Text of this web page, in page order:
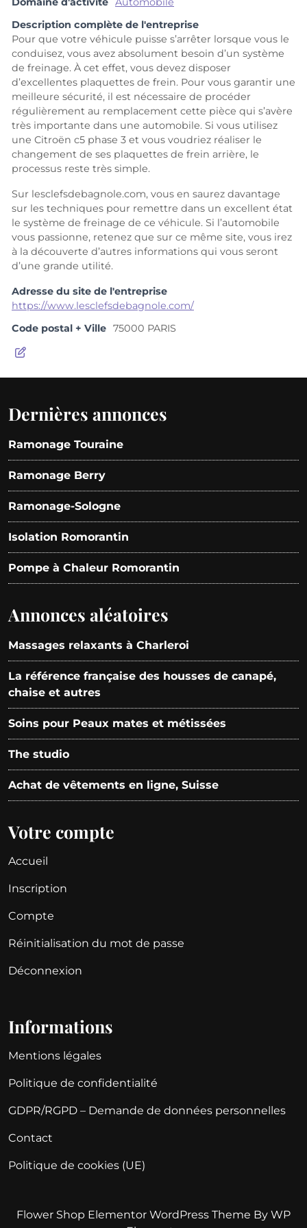
Description complète de l'entreprise
Pour que votre véhicule puisse s’arrêter lorsque vous le
conduisez, vous avez absolument besoin d’un système
de freinage. À cet effet, vous devez disposer
d’excellentes plaquettes de frein. Pour vous garantir une
meilleure sécurité, il est nécessaire de procéder
régulièrement au remplacement cette pièce qui s’avère
très importante dans une automobile. Si vous utilisez
une Citroën c5 phase 3 et vous voudriez réaliser le
changement de ses plaquettes de frein arrière, le
processus reste très simple.
Sur lesclefsdebagnole.com, vous en saurez davantage
sur les techniques pour remettre dans un excellent état
le système de freinage de ce véhicule. Si l’automobile
vous passionne, retenez que sur ce même site, vous irez
à la découverte d’autres informations qui vous seront
d’une grande utilité.
Adresse du site de l'entreprise
https://www.lesclefsdebagnole.com/
Code postal + Ville 75000 PARIS
Dernières annonces
Ramonage Touraine
Ramonage Berry
Ramonage-Sologne
Isolation Romorantin
Pompe à Chaleur Romorantin
Annonces aléatoires
Massages relaxants à Charleroi
La référence française des housses de canapé,
chaise et autres
Soins pour Peaux mates et métissées
The studio
Achat de vêtements en ligne, Suisse
Votre compte
Accueil
Inscription
Compte
Réinitialisation du mot de passe
Déconnexion
Informations
Mentions légales
Politique de confidentialité
GDPR/RGPD – Demande de données personnelles
Contact
Politique de cookies (UE)
Flower Shop Elementor WordPress Theme By WP